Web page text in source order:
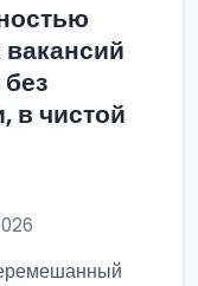
в чистой